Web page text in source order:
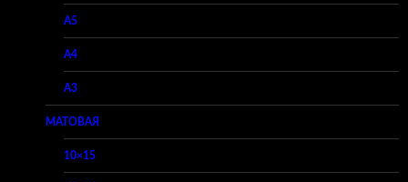
A5
A4
A3
МАТОВАЯ
10×15